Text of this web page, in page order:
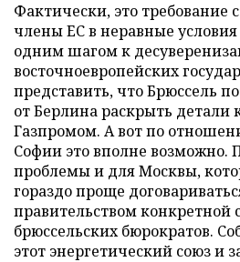
Фактически, это требование
члены ЕС в неравные
одним шагом к
восточноевропейских
представить, что Брюссель
от Берлина раскрыть детали
Газпромом. А вот по
Софии это вполне возможно.
проблемы и для Москвы,
гораздо проще
правительством конкретной
брюссельских бюрократов.
этот энергетический союз и